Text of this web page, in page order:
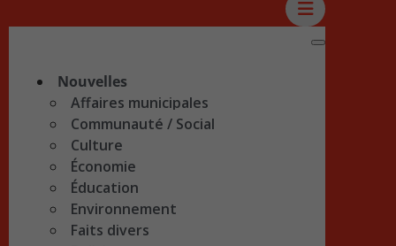
Nouvelles
Affaires municipales
Communauté / Social
Culture
Économie
Éducation
Environnement
Faits divers